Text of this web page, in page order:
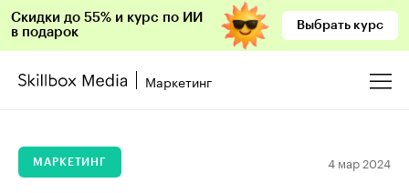
Скидки до 55% и курс по ИИ
в подарок
Выбрать курс
Маркетинг
МАРКЕТИНГ 4 мар 2024